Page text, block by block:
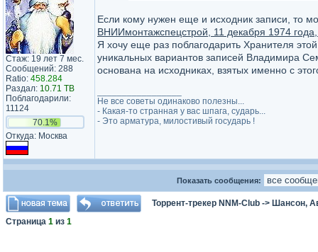
Стаж: 19 лет 7 мес.
Сообщений: 288
Ratio: 458.284
Раздал: 10.71 TB
Поблагодарили:
11124
70.1%
Откуда: Москва
Если кому нужен еще и исходник записи, то
ВНИИмонтажспецстрой, 11 декабря 1974
Я хочу еще раз поблагодарить Хранителя
уникальных вариантов записей Владимира
основана на исходниках, взятых именно с
Не все советы одинаково полезны...
- Какая-то странная у вас шпага, сударь...
- Это арматура, милостивый государь !
Показать сообщения:
Торрент-трекер NNM-Club -> Шансон,
Страница 1 из 1